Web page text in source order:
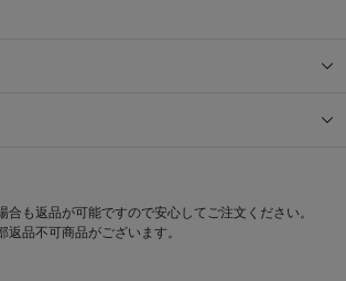
合も返品が可能ですので安心してご注文ください。
返品不可商品がございます。